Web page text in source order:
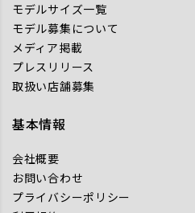
モデルサイズ一覧
モデル募集について
メディア掲載
プレスリリース
取扱い店舗募集
基本情報
会社概要
お問い合わせ
プライバシーポリシー